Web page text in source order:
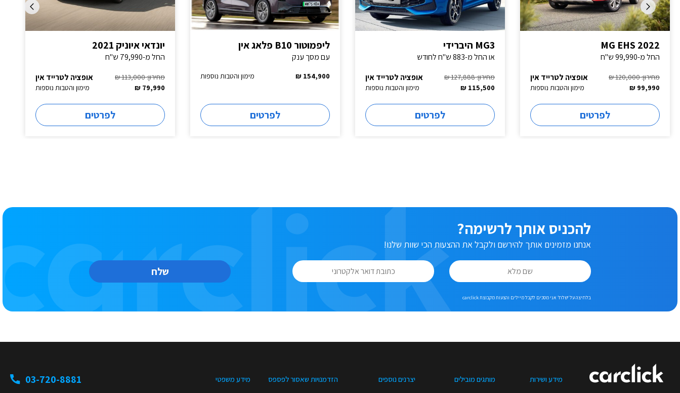
MG EHS 2022
החל מ-99,990 ש"ח
אופציה לטרייד אין
מחירון: 120,000 ₪
מימון והטבות נוספות
99,990 ₪
לפרטים
MG3 היברידי
או החל מ-883 ש"ח לחודש
אופציה לטרייד אין
מחירון: 127,888 ₪
מימון והטבות נוספות
115,500 ₪
לפרטים
ליפמוטור B10 פלאג אין
עם מסך ענק
מימון והטבות נוספות 154,900 ₪
לפרטים
יונדאי איוניק 2021
החל מ-79,990 ש"ח
אופציה לטרייד אין
מחירון: 113,000 ₪
מימון והטבות נוספות
79,990 ₪
לפרטים
להכניס אותך לרשימה?
אנחנו מזמינים אותך להירשם ולקבל את ההצעות הכי שוות שלנו!
שלח
בלחיצה על ‘שלח’ אני מסכים לקבל מיילים והצעות מקבוצת carclick
מידע ושירות מותגים מובילים יצרנים נוספים הזדמנויות שאסור לפספס מידע משפטי 03-720-8881